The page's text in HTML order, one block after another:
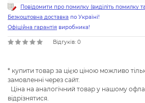
Повідомити про помилку (виділіть помилку
Безкоштовна доставка по Україні!
Офіційна гарантія виробника!
Відгуків: 0
* купити товар за цією ціною можливо
замовленні через сайт.
Ціна на аналогічний товар у нашому
відрізнятися.